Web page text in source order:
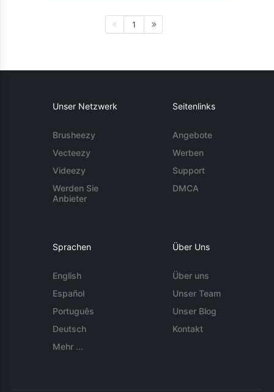
1
Unser Netzwerk
Brusheezy
Vecteezy
Videezy
Werden Sie
Anbieter
Seitenlinks
Angebote
Werben
Support
DMCA
Sprachen
English
Español
Português
Deutsch
Mehr ...
Über Uns
Über uns
Unser Team
Unser Blog
Kontakt